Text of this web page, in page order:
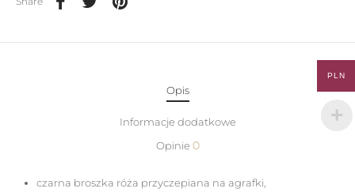
Opis
Informacje dodatkowe
Opinie 0
czarna broszka róża przyczepiana na agrafki,
PLN